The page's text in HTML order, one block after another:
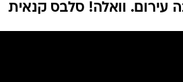
עירום. וואלה! סלבס קנאית